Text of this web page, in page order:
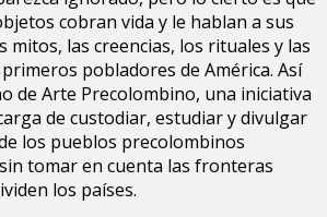
cobran vida y le hablan a sus
mitos, las creencias, los rituales y las
pobladores de América. Así
de Arte Precolombino, una iniciativa
de custodiar, estudiar y divulgar
los pueblos precolombinos
tomar en cuenta las fronteras
los países.